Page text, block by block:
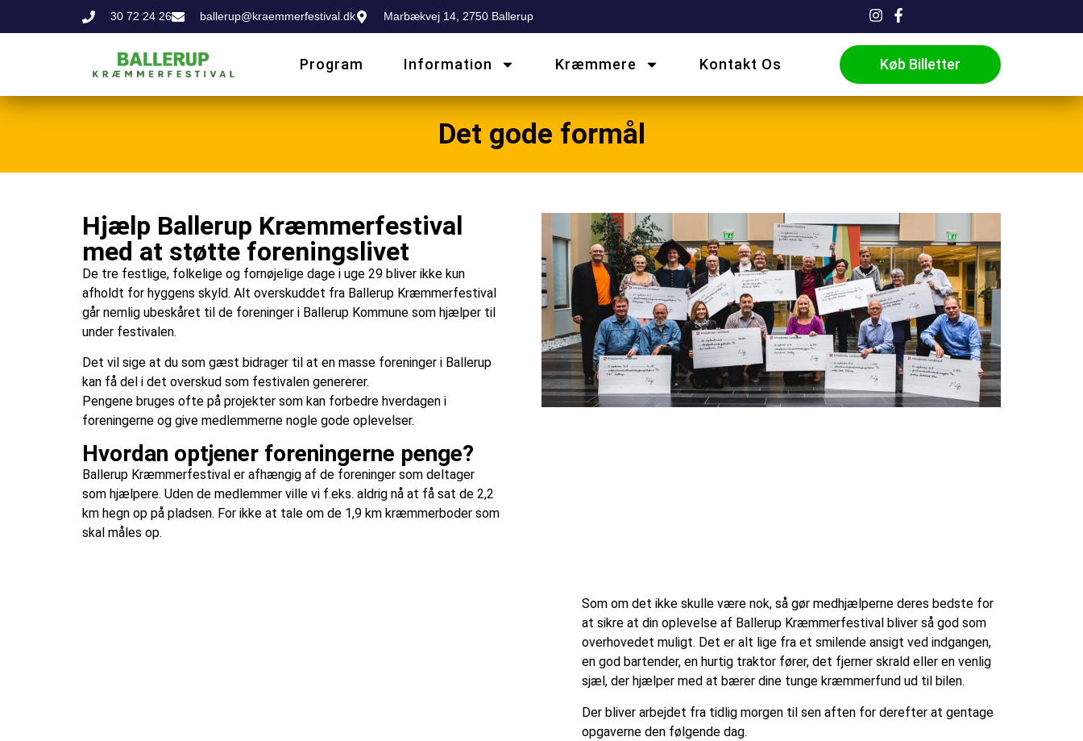
30 72 24 26 ballerup@kraemmerfestival.dk Marbækvej 14, 2750 Ballerup
Program Information Kræmmere Kontakt Os Køb Billetter
Det gode formål
Hjælp Ballerup Kræmmerfestival
med at støtte foreningslivet
De tre festlige, folkelige og fornøjelige dage i uge 29 bliver ikke kun
afholdt for hyggens skyld. Alt overskuddet fra Ballerup Kræmmerfestival
går nemlig ubeskåret til de foreninger i Ballerup Kommune som hjælper til
under festivalen.
Det vil sige at du som gæst bidrager til at en masse foreninger i Ballerup
kan få del i det overskud som festivalen genererer.
Pengene bruges ofte på projekter som kan forbedre hverdagen i
foreningerne og give medlemmerne nogle gode oplevelser.
Hvordan optjener foreningerne penge?
Ballerup Kræmmerfestival er afhængig af de foreninger som deltager
som hjælpere. Uden de medlemmer ville vi f.eks. aldrig nå at få sat de 2,2
km hegn op på pladsen. For ikke at tale om de 1,9 km kræmmerboder som
skal måles op.
Som om det ikke skulle være nok, så gør medhjælperne deres bedste for
at sikre at din oplevelse af Ballerup Kræmmerfestival bliver så god som
overhovedet muligt. Det er alt lige fra et smilende ansigt ved indgangen,
en god bartender, en hurtig traktor fører, det fjerner skrald eller en venlig
sjæl, der hjælper med at bærer dine tunge kræmmerfund ud til bilen.
Der bliver arbejdet fra tidlig morgen til sen aften for derefter at gentage
opgaverne den følgende dag.